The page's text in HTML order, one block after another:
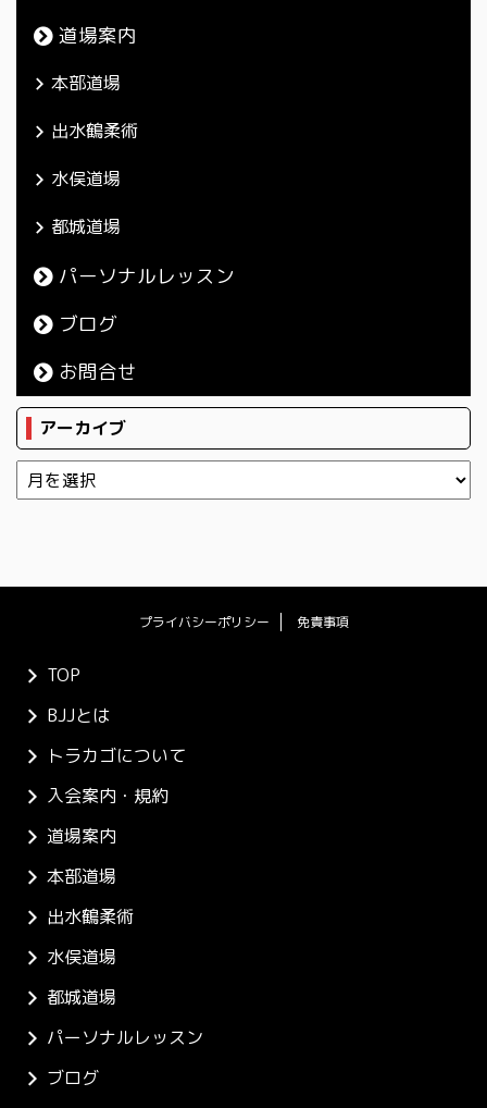
道場案内
本部道場
出水鶴柔術
水俣道場
都城道場
パーソナルレッスン
ブログ
お問合せ
アーカイブ
プライバシーポリシー 免責事項
TOP
BJJとは
トラカゴについて
入会案内・規約
道場案内
本部道場
出水鶴柔術
水俣道場
都城道場
パーソナルレッスン
ブログ